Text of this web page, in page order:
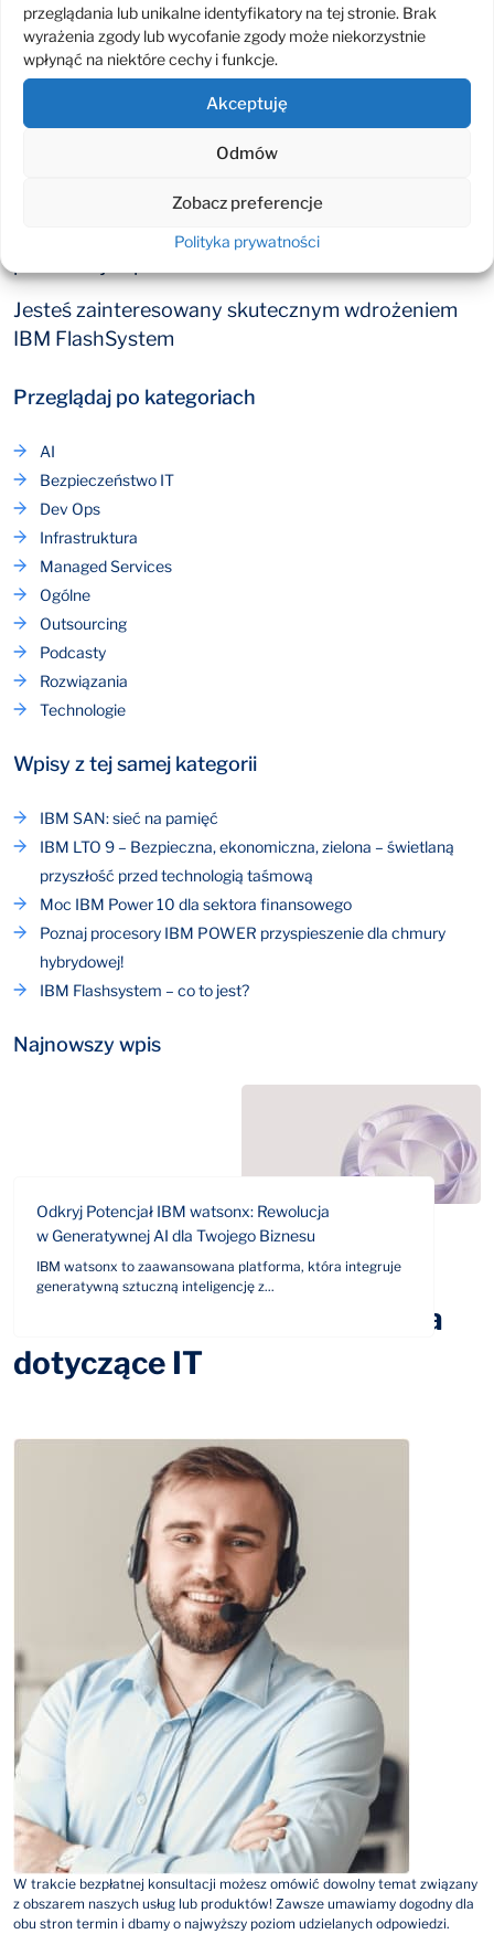
przeglądania lub unikalne identyfikatory na tej stronie. Brak
wyrażenia zgody lub wycofanie zgody może niekorzystnie
wpłynąć na niektóre cechy i funkcje.
Akceptuję
Odmów
Zobacz preferencje
Polityka prywatności
Rozwiązanie pozwoli na konsolidację
rozproszonych urządzeń pamięci masowej,
umożliwiając intuicyjne i proste zarządzanie. Dzięki
IBM FlashSystem 5200 uzyskasz wysoką
dostępność danych i funkcję replikacji danych
pomiędzy 3 różnymi ośrodkami. Wsparcie dla
operacji. Rozwiązanie zapewnia możliwość
łatwego przenoszenia przetwarzania do chmury
Jesteś zainteresowany skutecznym wdrożeniem
IBM FlashSystem
Przeglądaj po kategoriach
AI
Bezpieczeństwo IT
Dev Ops
Infrastruktura
Managed Services
Ogólne
Outsourcing
Podcasty
Rozwiązania
Technologie
Wpisy z tej samej kategorii
IBM SAN: sieć na pamięć
IBM LTO 9 – Bezpieczna, ekonomiczna, zielona – świetlaną
przyszłość przed technologią taśmową
Moc IBM Power 10 dla sektora finansowego
Poznaj procesory IBM POWER przyspieszenie dla chmury
hybrydowej!
IBM Flashsystem – co to jest?
Najnowszy wpis
Odkryj Potencjał IBM watsonx: Rewolucja
w Generatywnej AI dla Twojego Biznesu
IBM watsonx to zaawansowana platforma, która integruje
generatywną sztuczną inteligencję z...
Odpowiemy na Twoje pytania
dotyczące IT
W trakcie bezpłatnej konsultacji możesz omówić dowolny temat związany
z obszarem naszych usług lub produktów! Zawsze umawiamy dogodny dla
obu stron termin i dbamy o najwyższy poziom udzielanych odpowiedzi.